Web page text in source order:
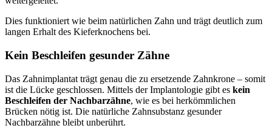
Dies funktioniert wie beim natürlichen Zahn und trägt deutlich zum
langen Erhalt des Kieferknochens bei.
Kein Beschleifen gesunder Zähne
Das Zahnimplantat trägt genau die zu ersetzende Zahnkrone – somit
ist die Lücke geschlossen. Mittels der Implantologie gibt es kein
Beschleifen der Nachbarzähne, wie es bei herkömmlichen
Brücken nötig ist. Die natürliche Zahnsubstanz gesunder
Nachbarzähne bleibt unberührt.